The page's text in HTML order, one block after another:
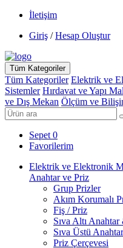
İletişim
Giriş / Hesap Oluştur
Tüm Kategoriler
Tüm Kategoriler Elektrik ve
Sistemler Hırdavat ve Yapı
ve Dış Mekan Ölçüm ve
Sepet 0
Favorilerim
Elektrik ve Elektronik
Anahtar ve Priz
Grup Prizler
Akım Korumalı
Fiş / Priz
Sıva Altı
Sıva Üstü
Priz Çerçevesi